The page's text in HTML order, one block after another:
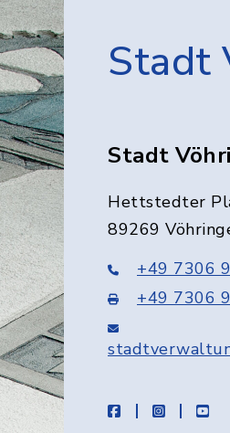
Stadt
Stadt
Hettstedter
89269
+49 7306
+49 7306
facebookinstagram